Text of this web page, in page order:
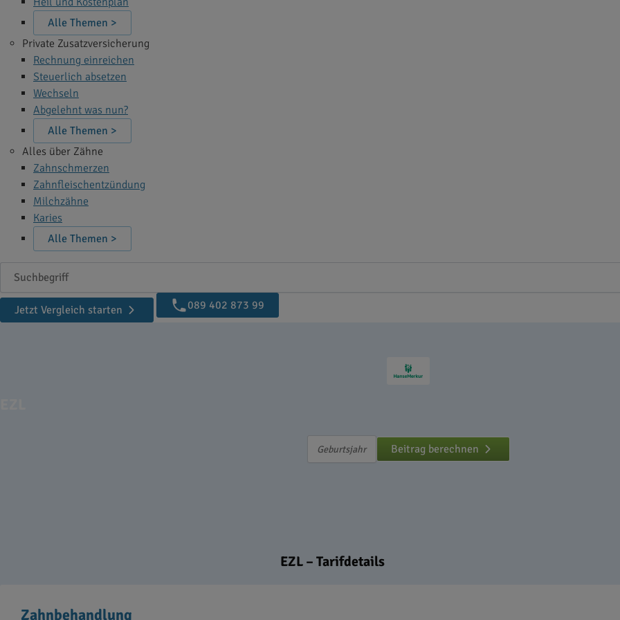
Alle Themen >
Private Zusatzversicherung
Rechnung einreichen
Steuerlich absetzen
Wechseln
Abgelehnt was nun?
Alle Themen >
Alles über Zähne
Zahnschmerzen
Zahnfleischentzündung
Milchzähne
Karies
Alle Themen >
Suchbegriff
Jetzt Vergleich starten
089 402 873 99
Beitrag berechnen
EZL – Tarifdetails
Zahnbehandlung